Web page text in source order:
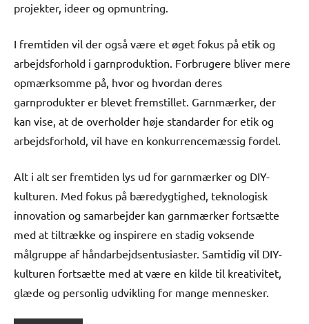
projekter, ideer og opmuntring.
I fremtiden vil der også være et øget fokus på etik og
arbejdsforhold i garnproduktion. Forbrugere bliver mere
opmærksomme på, hvor og hvordan deres
garnprodukter er blevet fremstillet. Garnmærker, der
kan vise, at de overholder høje standarder for etik og
arbejdsforhold, vil have en konkurrencemæssig fordel.
Alt i alt ser fremtiden lys ud for garnmærker og DIY-
kulturen. Med fokus på bæredygtighed, teknologisk
innovation og samarbejder kan garnmærker fortsætte
med at tiltrække og inspirere en stadig voksende
målgruppe af håndarbejdsentusiaster. Samtidig vil DIY-
kulturen fortsætte med at være en kilde til kreativitet,
glæde og personlig udvikling for mange mennesker.